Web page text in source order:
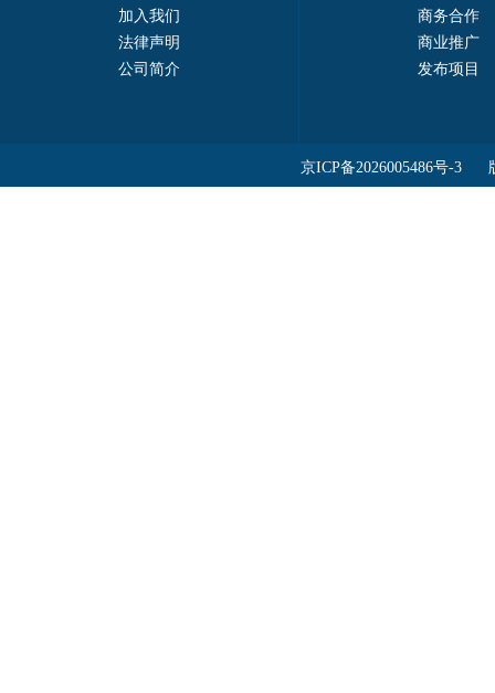
加入我们
法律声明
公司简介
商务合作
商业推广
发布项目
京ICP备2026005486号-3